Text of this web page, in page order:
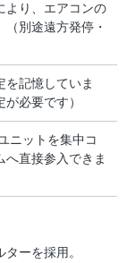
より、エアコンの
別途遠方発停・
を記憶していま
必要です）
ニットを集中コ
へ直接参入できま
ーを採用。